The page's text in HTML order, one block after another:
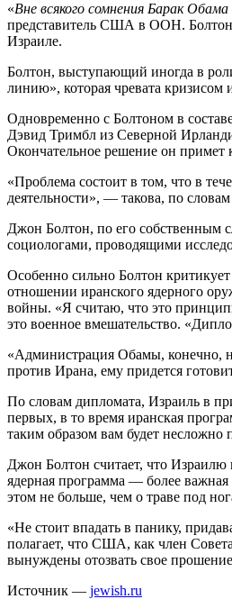
«Вне всякого сомнения Барак
представитель США в ООН. Болтон,
Израиле.
Болтон, выступающий иногда в
линию», которая чревата
Одновременно с Болтоном в
Дэвид Тримбл из Северной
Окончательное решение он примет
«Проблема состоит в том, что в
деятельности», — такова, по
Джон Болтон, по его собственным
социологами, проводящими
Особенно сильно Болтон
отношении иранского ядерного
войны. «Я считаю, что это
это военное вмешательство.
«Администрация Обамы, конечно,
против Ирана, ему придется
По словам дипломата, Израиль в
первых, в то время иранская
таким образом вам будет несложно
Джон Болтон считает, что Израилю
ядерная программа — более
этом не больше, чем о траве под
«Не стоит впадать в панику,
полагает, что США, как член
вынуждены отозвать свое
Источник — jewish.ru